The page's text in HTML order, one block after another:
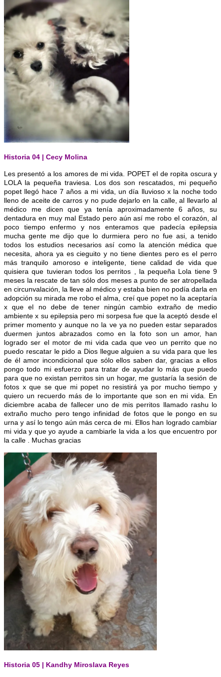
Historia 04 | Cecy Molina
Les presentó a los amores de mi vida. POPET el de ropita oscura y
LOLA la pequeña traviesa. Los dos son rescatados, mi pequeño
popet llegó hace 7 años a mi vida, un día lluvioso x la noche todo
lleno de aceite de carros y no pude dejarlo en la calle, al llevarlo al
médico me dicen que ya tenía aproximadamente 6 años, su
dentadura en muy mal Estado pero aún así me robo el corazón, al
poco tiempo enfermo y nos enteramos que padecía epilepsia
mucha gente me dijo que lo durmiera pero no fue asi, a tenido
todos los estudios necesarios así como la atención médica que
necesita, ahora ya es cieguito y no tiene dientes pero es el perro
más tranquilo amoroso e inteligente, tiene calidad de vida que
quisiera que tuvieran todos los perritos , la pequeña Lola tiene 9
meses la rescate de tan sólo dos meses a punto de ser atropellada
en circunvalación, la lleve al médico y estaba bien no podía darla en
adopción su mirada me robo el alma, creí que popet no la aceptaría
x que el no debe de tener ningún cambio extraño de medio
ambiente x su epilepsia pero mi sorpesa fue que la aceptó desde el
primer momento y aunque no la ve ya no pueden estar separados
duermen juntos abrazados como en la foto son un amor, han
logrado ser el motor de mi vida cada que veo un perrito que no
puedo rescatar le pido a Dios llegue alguien a su vida para que les
de él amor incondicional que sólo ellos saben dar, gracias a ellos
pongo todo mi esfuerzo para tratar de ayudar lo más que puedo
para que no existan perritos sin un hogar, me gustaría la sesión de
fotos x que se que mi popet no resistirá ya por mucho tiempo y
quiero un recuerdo más de lo importante que son en mi vida. En
diciembre acaba de fallecer uno de mis perritos llamado rashu lo
extraño mucho pero tengo infinidad de fotos que le pongo en su
urna y así lo tengo aún más cerca de mi. Ellos han logrado cambiar
mi vida y que yo ayude a cambiarle la vida a los que encuentro por
la calle . Muchas gracias
Historia 05 | Kandhy Miroslava Reyes